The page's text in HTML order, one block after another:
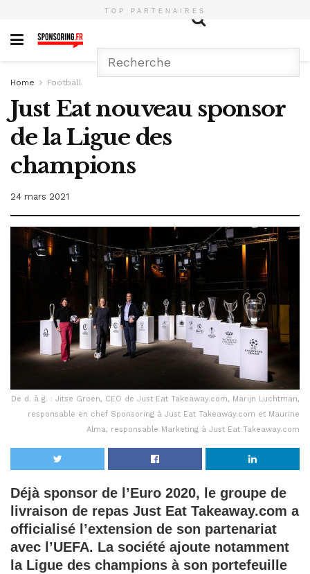
TOP PARTENAIRES
Home Football
Just Eat nouveau sponsor
de la Ligue des
champions
24 mars 2021
De d. à g. : Jitse Groen, CEO de Just Eat Takeaway.com, Marijn Luchtman,
responsable en chef Sponsoring à Just Eat Takeaway.com et Maurine
Alma, responsable Marketing à Just Eat Takeaway.com
Déjà sponsor de l’Euro 2020, le groupe de
livraison de repas Just Eat Takeaway.com a
officialisé l’extension de son partenariat
avec l’UEFA. La société ajoute notamment
la Ligue des champions à son portefeuille